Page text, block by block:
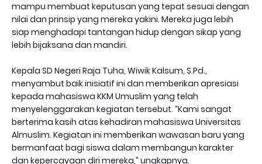
mampu membuat keputusan yang tepat sesuai dengan
nilai dan prinsip yang mereka yakini. Mereka juga lebih
siap menghadapi tantangan hidup dengan sikap yang
lebih bijaksana dan mandiri.
Kepala SD Negeri Raja Tuha, Wiwik Kalsum, S.Pd.,
menyambut baik inisiatif ini dan memberikan apresiasi
kepada mahasiswa KKM Umuslim yang telah
menyelenggarakan kegiatan tersebut. “Kami sangat
berterima kasih atas kehadiran mahasiswa Universitas
Almuslim. Kegiatan ini memberikan wawasan baru yang
bermanfaat bagi siswa dalam membangun karakter
dan kepercayaan diri mereka,” ungkapnya.